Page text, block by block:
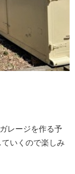
レージを作る予
いくので楽しみ